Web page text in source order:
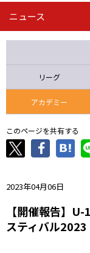
第16節 09/05 (土)
ニッパツ
ニュース
リーグ
アカデミー
このページを共有する
2023年04月06日
【開催報告】
スティバル2023